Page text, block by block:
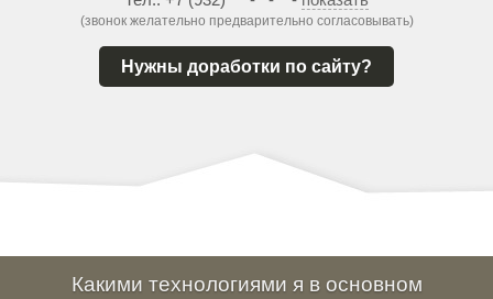
(звонок желательно предварительно согласовывать)
Нужны доработки по сайту?
Какими технологиями я в основном